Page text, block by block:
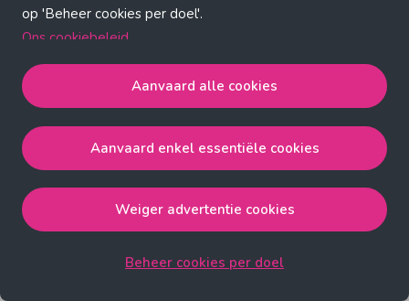
op 'Beheer cookies per doel'.
Ons cookiebeleid
Aanvaard alle cookiesgaat akkoord met de strict
noodzakelijke, analytische, functionele en advertentie
cookies.
de strict noodzakelijke cookies.
Weiger advertentie cookiesgaat akkoord met de strict
Aanvaard alle cookies
Aanvaard enkel essentiële cookies
Weiger advertentie cookies
Beheer cookies per doel